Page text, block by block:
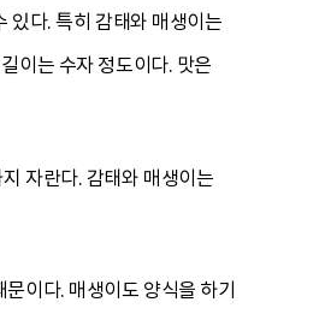
있다. 특히 감태와 매생이는
이는 수자 정도이다. 맛은
자란다. 감태와 매생이는
이다. 매생이도 양식을 하기